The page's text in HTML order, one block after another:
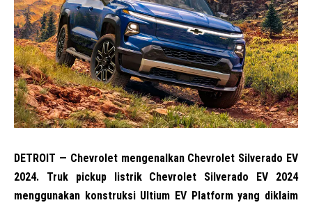
DETROIT — Chevrolet mengenalkan Chevrolet Silverado EV
2024. Truk pickup listrik Chevrolet Silverado EV 2024
menggunakan konstruksi Ultium EV Platform yang diklaim